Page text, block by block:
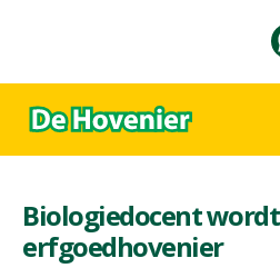
Biologiedocent wordt
erfgoedhovenier